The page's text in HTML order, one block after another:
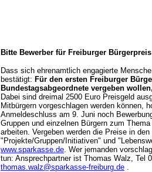
Bitte Bewerber für Freiburger
Dass sich ehrenamtlich engagierte
bestätigt: Für den ersten Freiburger
Bundestagsabgeordnete vergeben
Dabei sind dreimal 2500 Euro Preisgeld
Mitbürgern vorgeschlagen werden können,
Anmeldeschluss am 9. Juni noch
Gruppen und einzelnen Bürgern zum
arbeiten. Vergeben werden die Preise in
"Projekte/Gruppen/Initiativen" und
www.sparkasse.de. Wer jemanden
tun: Ansprechpartner ist Thomas Walz, Tel
thomas.walz@sparkasse-freiburg.de .